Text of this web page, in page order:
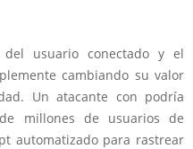
usuario conectado y el
cambiando su valor
Un atacante con podría
millones de usuarios de
automatizado para rastrear